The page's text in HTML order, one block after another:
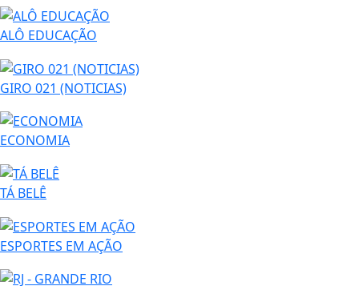
ALÔ EDUCAÇÃO
GIRO 021 (NOTICIAS)
ECONOMIA
TÁ BELÊ
ESPORTES EM AÇÃO